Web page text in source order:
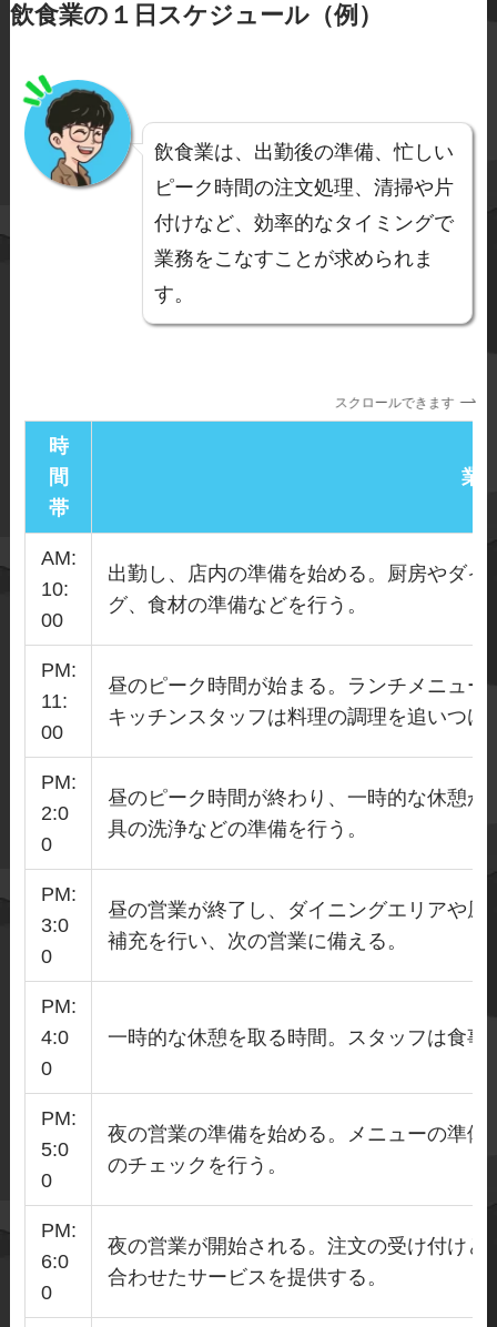
飲食業の１日スケジュール（例）
飲食業は、出勤後の準備、忙しい
ピーク時間の注文処理、清掃や片
付けなど、効率的なタイミングで
業務をこなすことが求められま
す。
スクロールできます
時
間
帯
業
AM:
10:
00
出勤し、店内の準備を始める。厨房やダ
グ、食材の準備などを行う。
PM:
11:
00
昼のピーク時間が始まる。ランチメニュ
キッチンスタッフは料理の調理を追いつけ
PM:
2:0
0
昼のピーク時間が終わり、一時的な休憩
具の洗浄などの準備を行う。
PM:
3:0
0
昼の営業が終了し、ダイニングエリアや
補充を行い、次の営業に備える。
PM:
4:0
0
一時的な休憩を取る時間。スタッフは食
PM:
5:0
0
夜の営業の準備を始める。メニューの準
のチェックを行う。
PM:
6:0
0
夜の営業が開始される。注文の受け付け
合わせたサービスを提供する。